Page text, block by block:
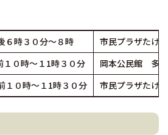
６時３０分～８時
市民プラザたけ
０時～１1時３０分
岡本公民館 多
０時～１1時３０分
市民プラザたけ